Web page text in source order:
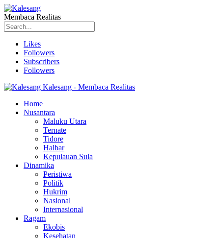
Membaca Realitas
Likes
Followers
Subscribers
Followers
Kalesang - Membaca Realitas
Home
Nusantara
Maluku Utara
Ternate
Tidore
Halbar
Kepulauan Sula
Dinamika
Peristiwa
Politik
Hukrim
Nasional
Internasional
Ragam
Ekobis
Kesehatan